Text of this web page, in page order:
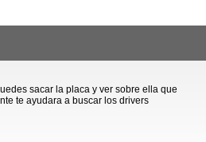
sacar la placa y ver sobre ella que
te ayudara a buscar los drivers